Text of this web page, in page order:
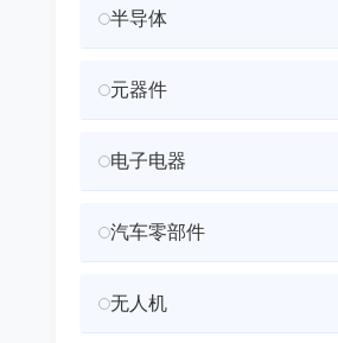
半导体
元器件
电子电器
汽车零部件
无人机